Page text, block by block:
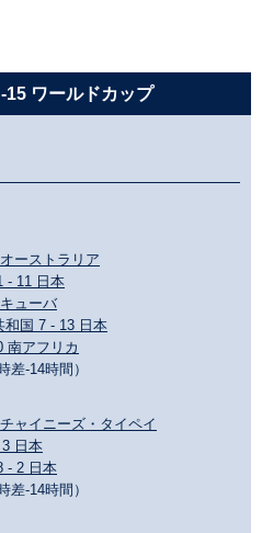
ワールドカップ
ーストラリア
- 11 日本
ューバ
和国 7 - 13 日本
南アフリカ
-14時間）
ャイニーズ・タイペイ
日本
- 2 日本
-14時間）